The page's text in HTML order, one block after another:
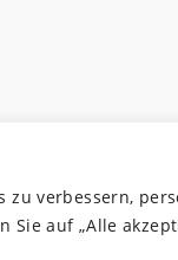
zu verbessern,
Sie auf „Alle